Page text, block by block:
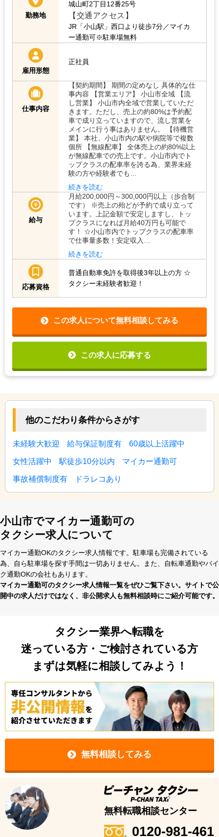
勤務地
城山町2丁目12番25号
【交通アクセス】
JR「小山駅」西口より徒歩7分／マイカ
ー通勤可※駐車場無料
雇用形態
正社員
仕事内容
【契約期間】 期間の定めなし 具体的な仕
事内容 【営業エリア】 小山市全域 【流
し営業】 小山市内全域で営業していただ
きます。ただし、売上の約80%は予約配
車で成り立っていますので、流し営業を
メインに行う事はありません。 【待機営
業】 本社、小山市内の駅や病院等で複数
個所 【無線配車】 全体売上の約80%以上
が無線配車での売上です。小山市内でト
ップクラスの配車率を誇る為、業界未経
験の方や経験者でも…
続きを読む
給与
月給200,000円～300,000円以上（歩合制
です） ※売上の殆どが予約で成り立って
います。上記金額で安定しますし、トッ
プクラスになれば月給40万円も可能で
す！ ☆小山市内でトップクラスの配車率
で仕事量多数！安定収入…
続きを読む
応募資格
普通自動車免許を取得後3年以上の方 ☆
タクシー未経験者歓迎！
この求人について無料相談してみる
この求人に応募する
他のこだわり条件からさがす
未経験大歓迎 給与保証制度有 60歳以上活躍中
女性活躍中 駅徒歩10分以内 マイカー通勤可
事故補償制度有 ドラレコあり
小山市でマイカー通勤可の
タクシー求人について
マイカー通勤OKのタクシー求⼈情報です。駐⾞場も完備されている
為、⾃ら駐⾞場を探す⼿間は⼀切ありません。また、⾃転⾞通勤やバイ
ク通勤OKの会社もあります。
マイカー通勤可のタクシー求⼈情報⼀覧をぜひご覧下さい。サイトで公
開中の求⼈だけではなく、⾮公開求⼈も無料相談時にご紹介可能です。
タクシー業界へ転職を
迷っている方・ご検討されている方
まずは気軽に相談してみよう！
無料相談してみる
無料転職相談センター
0120-981-461